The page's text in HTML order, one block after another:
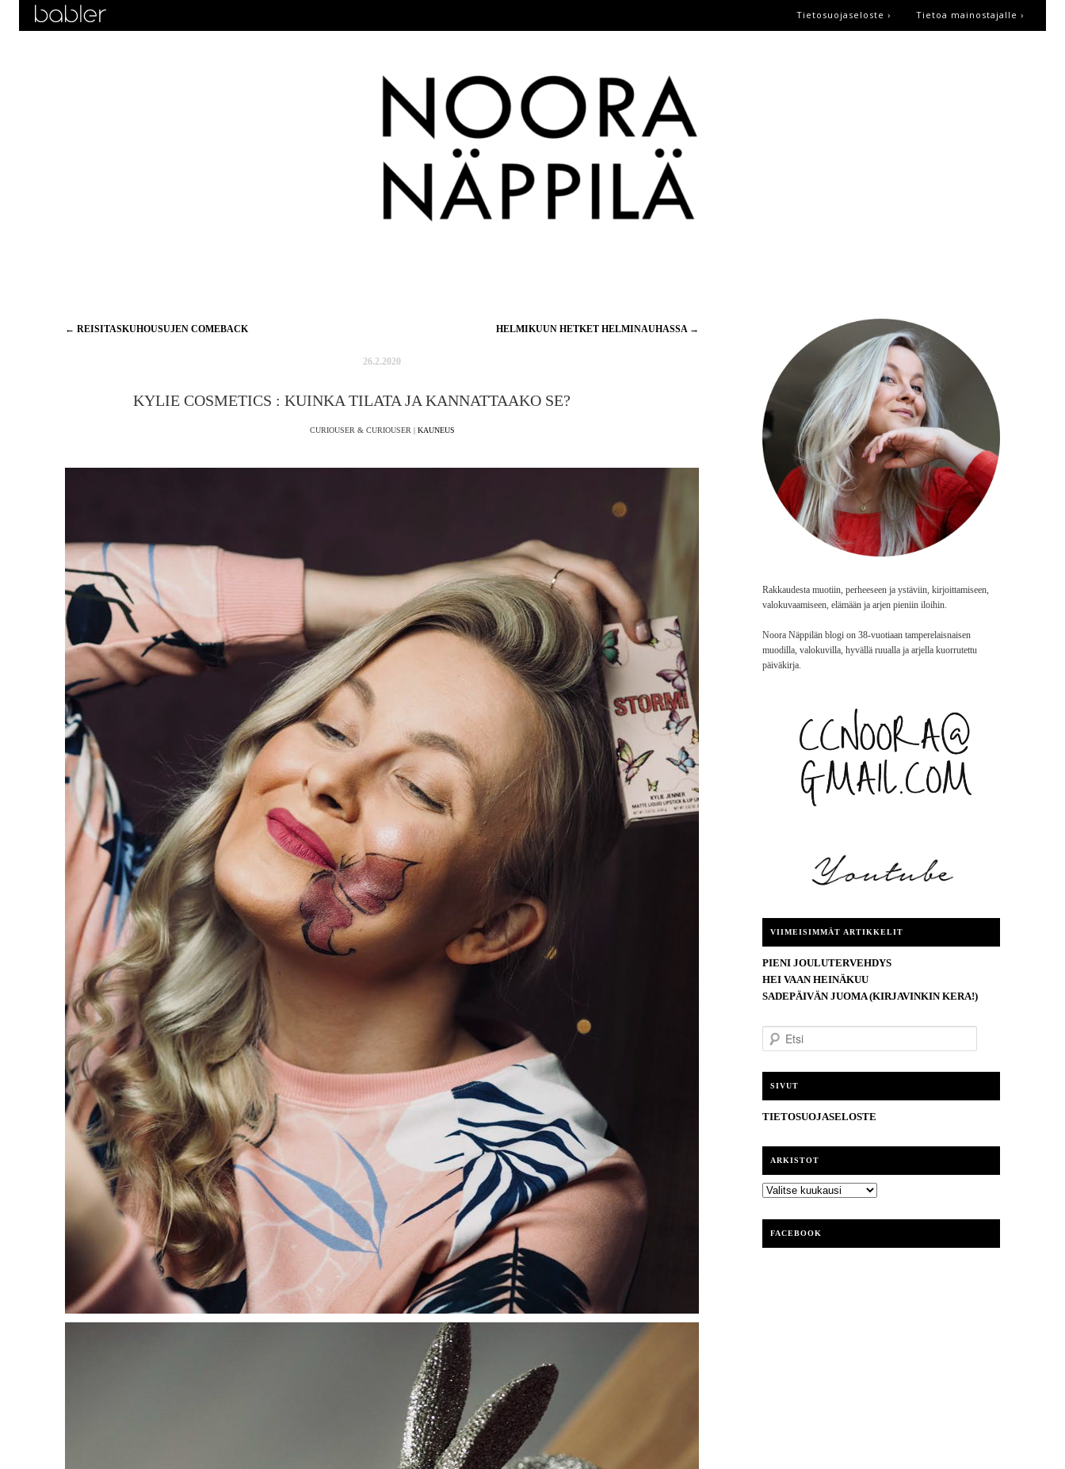
Tietoa mainostajalle ›
Tietosuojaseloste ›
Artikkelien
← REISITASKUHOUSUJEN COMEBACK HELMIKUUN HETKET HELMINAUHASSA →
26.2.2020
KYLIE COSMETICS : KUINKA TILATA JA KANNATTAAKO SE?
CURIOUSER & CURIOUSER | KAUNEUS
Rakkaudesta muotiin, perheeseen ja ystäviin, kirjoittamiseen,
valokuvaamiseen, elämään ja arjen pieniin iloihin.
Noora Näppilän blogi on 38-vuotiaan tamperelaisnaisen
muodilla, valokuvilla, hyvällä ruualla ja arjella kuorrutettu
päiväkirja.
VIIMEISIMMÄT ARTIKKELIT
PIENI JOULUTERVEHDYS
HEI VAAN HEINÄKUU
SADEPÄIVÄN JUOMA (KIRJAVINKIN KERA!)
t
SIVUT
TIETOSUOJASELOSTE
ARKISTOT
ARKISTOT
FACEBOOK